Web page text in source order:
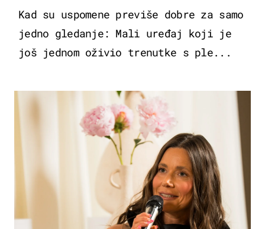
Kad su uspomene previše dobre za samo
jedno gledanje: Mali uređaj koji je
još jednom oživio trenutke s ple...
MODA & LJEPOTA